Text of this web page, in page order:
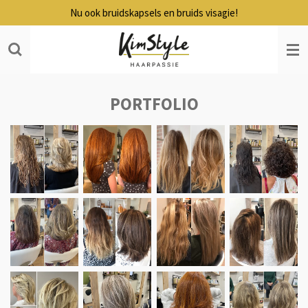
direct
naar
Nu ook bruidskapsels en bruids visagie!
PORTFOLIO